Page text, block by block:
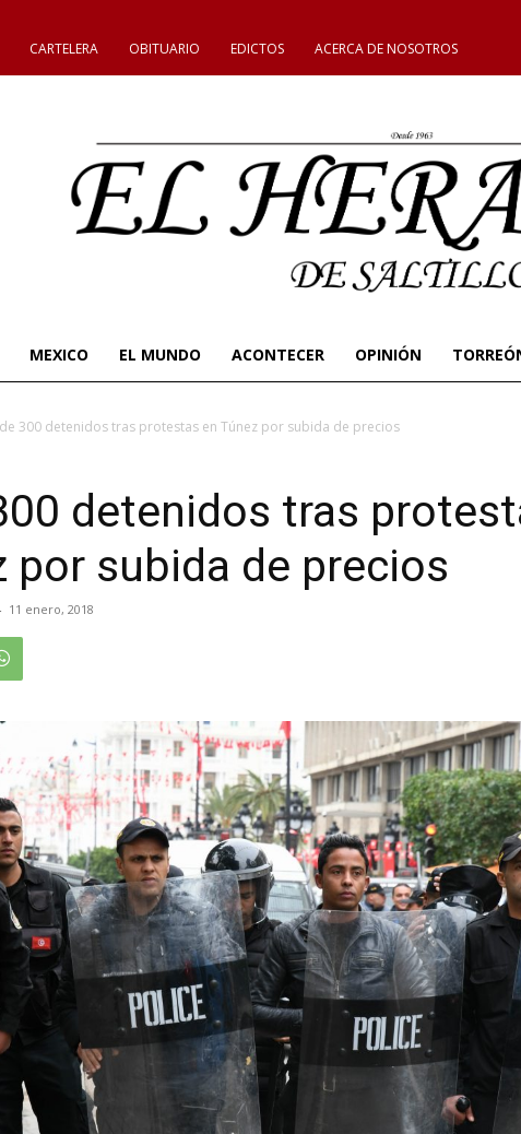
CARTELERA OBITUARIO EDICTOS ACERCA DE NOSOTROS
MEXICO EL MUNDO ACONTECER OPINIÓN
300 detenidos tras protestas en Túnez por subida de precios
detenidos tras
por subida de precios
11 enero, 2018